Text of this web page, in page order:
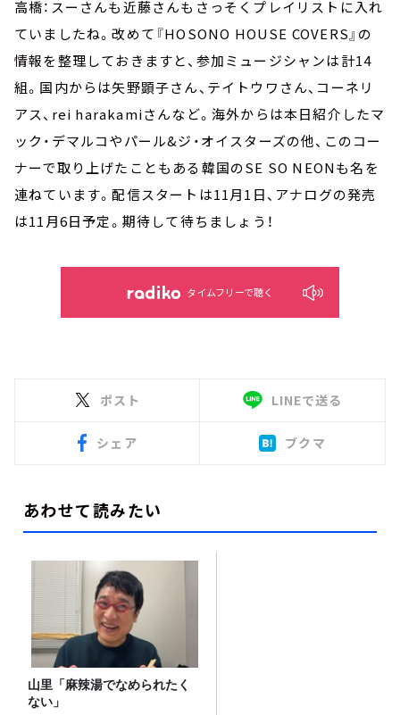
高橋：スーさんも近藤さんもさっそくプレイリストに入れ
ていましたね。改めて『HOSONO HOUSE COVERS』の
情報を整理しておきますと、参加ミュージシャンは計14
組。国内からは矢野顕子さん、テイトウワさん、コーネリ
アス、rei harakamiさんなど。海外からは本日紹介したマ
ック・デマルコやパール&ジ・オイスターズの他、このコー
ナーで取り上げたこともある韓国のSE SO NEONも名を
連ねています。配信スタートは11月1日、アナログの発売
は11月6日予定。期待して待ちましょう！
タイムフリーで聴く
ポスト LINEで送る
シェア ブクマ
あわせて読みたい
山里「麻辣湯でなめられたく
ない」